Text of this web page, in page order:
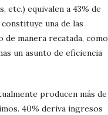
etc.) equivalen a 43% de
una de las
manera recatada, como
un asunto de eficiencia
producen más de
40% deriva ingresos